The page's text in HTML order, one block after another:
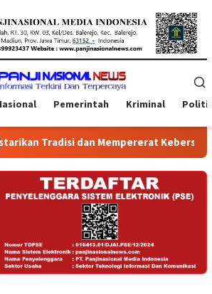
Pemerintah Kriminal
Kebersamaan Warga